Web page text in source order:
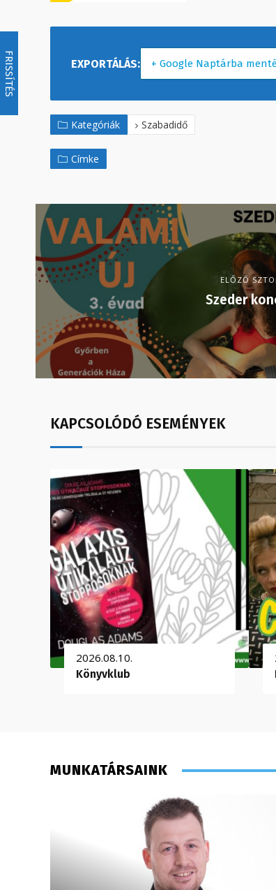
FRISSÍTÉS + Google Naptárba
Kategóriák Szabadidő
Címke
ELŐZŐ
Szeder
KAPCSOLÓDÓ ESEMÉNYEK
2026.08.10.
Könyvklub
MUNKATÁRSAINK